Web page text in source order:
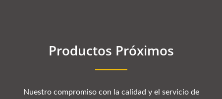
Productos Próximos
Nuestro compromiso con la calidad y el servicio de